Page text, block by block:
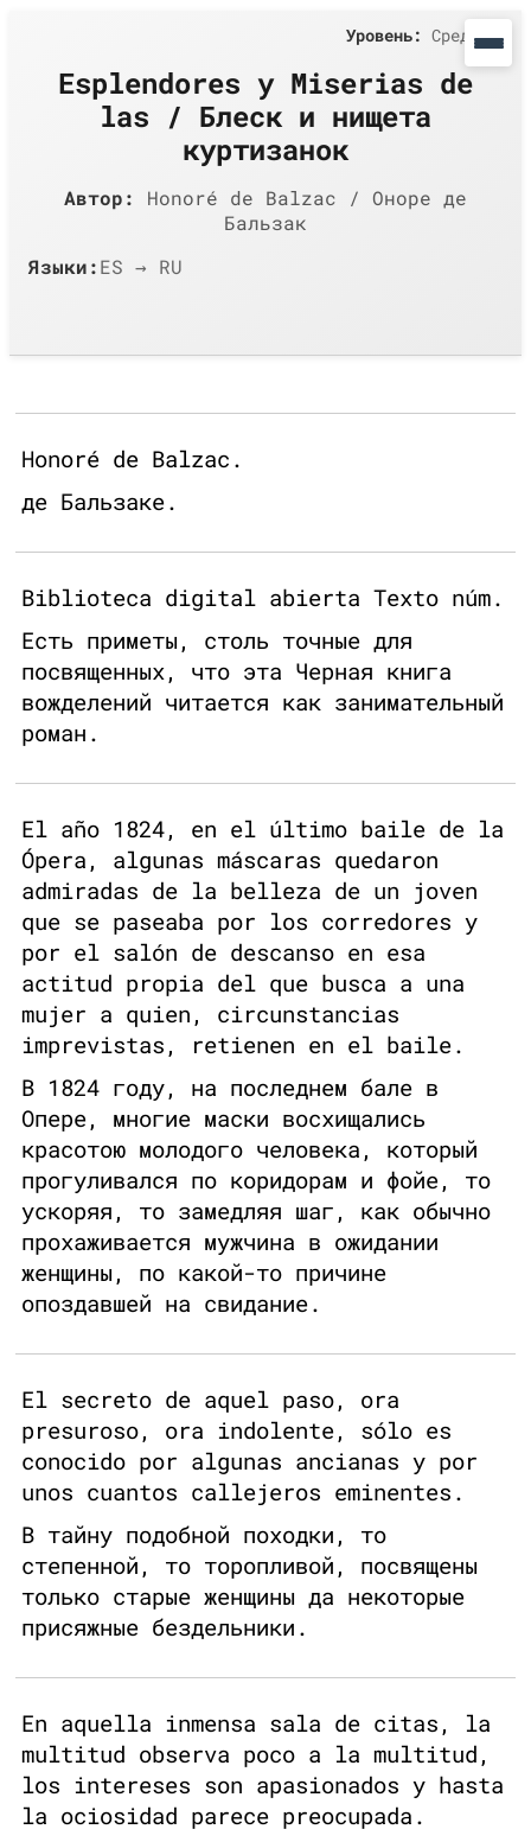
Esplendores y Miserias de
las / Блеск и нищета
куртизанок
Автор:
Honoré de Balzac / Оноре де
Бальзак
Языки:ES → RU
Уровень: Средний
Honoré de Balzac.
де Бальзаке.
Biblioteca digital abierta Texto núm.
Есть приметы, столь точные для
посвященных, что эта Черная книга
вожделений читается как занимательный
роман.
El año 1824, en el último baile de la
Ópera, algunas máscaras quedaron
admiradas de la belleza de un joven
que se paseaba por los corredores y
por el salón de descanso en esa
actitud propia del que busca a una
mujer a quien, circunstancias
imprevistas, retienen en el baile.
В 1824 году, на последнем бале в
Опере, многие маски восхищались
красотою молодого человека, который
прогуливался по коридорам и фойе, то
ускоряя, то замедляя шаг, как обычно
прохаживается мужчина в ожидании
женщины, по какой-то причине
опоздавшей на свидание.
El secreto de aquel paso, ora
presuroso, ora indolente, sólo es
conocido por algunas ancianas y por
unos cuantos callejeros eminentes.
В тайну подобной походки, то
степенной, то торопливой, посвящены
только старые женщины да некоторые
присяжные бездельники.
En aquella inmensa sala de citas, la
multitud observa poco a la multitud,
los intereses son apasionados y hasta
la ociosidad parece preocupada.